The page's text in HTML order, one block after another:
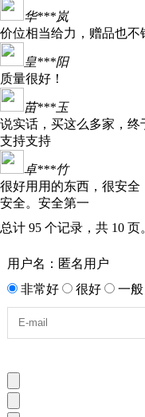
华***岚
价位相当给力，赠品也不
皇***阳
质量很好！
苗***玉
说实话，买这么多家，
支持支持
卓***竹
很好用用的东西，很安全
安全。安全第一
总计 95 个记录，共 10 页
用户名：匿名用户
非常好
很好 一般